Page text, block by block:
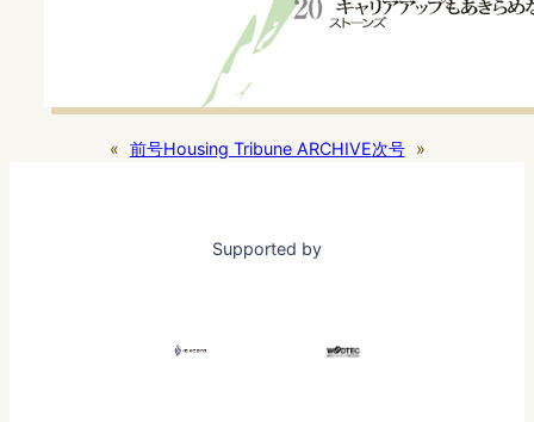
« 前号Housing Tribune ARCHIVE次号 »
Supported by